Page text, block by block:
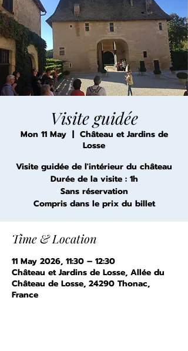
Visite guidée
Mon 11 May
  |
Château et Jardins de
Losse
Visite guidée de l'intérieur du château
Durée de la visite : 1h
Sans réservation
Compris dans le prix du billet
Time & Location
11 May 2026, 11:30 – 12:30
Château et Jardins de Losse, Allée du
Château de Losse, 24290 Thonac,
France